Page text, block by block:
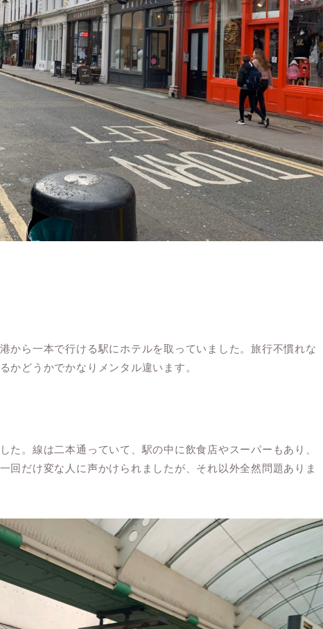
から一本で行ける駅にホテルを取っていました。旅行不慣れな
かどうかでかなりメンタル違います。
た。線は二本通っていて、駅の中に飲食店やスーパーもあり、
回だけ変な人に声かけられましたが、それ以外全然問題ありま